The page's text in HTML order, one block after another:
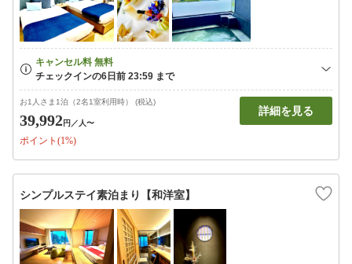
お1人さま1泊（2名1室利用時） (税込)
39,992円 ／人〜
ポイント(1%)
詳細を見る
シンプルステイ素泊まり【和洋室】